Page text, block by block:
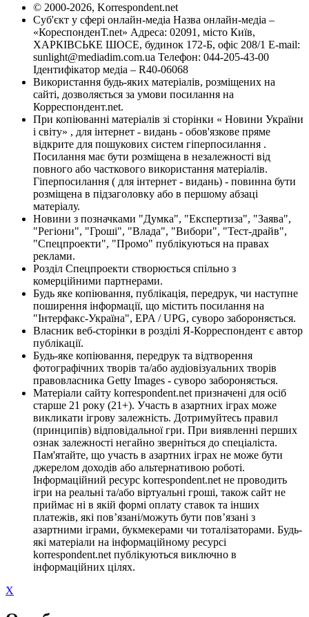
© 2000-2026, Korrespondent.net
Суб'єкт у сфері онлайн-медіа Назва онлайн-медіа –
«КореспонденТ.net» Адреса: 02091, місто Київ,
ХАРКІВСЬКЕ ШОСЕ, будинок 172-Б, офіс 208/1 E-mail:
sunlight@mediadim.com.ua Телефон: 044-205-43-00
Ідентифікатор медіа – R40-06068
Використання будь-яких матеріалів, розміщених на
сайті, дозволяється за умови посилання на
Корреспондент.net.
При копіюванні матеріалів зі сторінки « Новини України
і світу» , для інтернет - видань - обов'язкове пряме
відкрите для пошукових систем гіперпосилання .
Посилання має бути розміщена в незалежності від
повного або часткового використання матеріалів.
Гіперпосилання ( для інтернет - видань) - повинна бути
розміщена в підзаголовку або в першому абзаці
матеріалу.
Новини з позначками "Думка", "Експертиза", "Заява",
"Регіони", "Гроші", "Влада", "Вибори", "Тест-драйв",
"Спецпроекти", "Промо" публікуються на правах
реклами.
Розділ Спецпроекти створюється спільно з
комерційними партнерами.
Будь яке копіювання, публікація, передрук, чи наступне
поширення інформації, що містить посилання на
"Інтерфакс-Україна", EPA / UPG, суворо забороняється.
Власник веб-сторінки в розділі Я-Корреспондент є автор
публікації.
Будь-яке копіювання, передрук та відтворення
фотографічних творів та/або аудіовізуальних творів
правовласника Getty Images - суворо забороняється.
Матеріали сайту korrespondent.net призначені для осіб
старше 21 року (21+). Участь в азартних іграх може
викликати ігрову залежність. Дотримуйтесь правил
(принципів) відповідальної гри. При виявленні перших
ознак залежності негайно зверніться до спеціаліста.
Пам'ятайте, що участь в азартних іграх не може бути
джерелом доходів або альтернативою роботі.
Інформаційний ресурс korrespondent.net не проводить
ігри на реальні та/або віртуальні гроші, також сайт не
приймає ні в якій формі оплату ставок та інших
платежів, які пов’язані/можуть бути пов’язані з
азартними іграми, букмекерами чи тоталізаторами. Будь-
які матеріали на інформаційному ресурсі
korrespondent.net публікуються виключно в
інформаційних цілях.
X